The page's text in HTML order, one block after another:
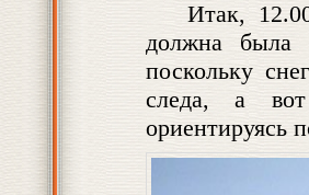
Итак,
должна была
поскольку
следа, а
ориентируясь